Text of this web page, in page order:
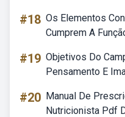
#18 Os Elementos
Cumprem A
#19 Objetivos Do
Pensamento E
#20 Manual De
Nutricionista Pdf